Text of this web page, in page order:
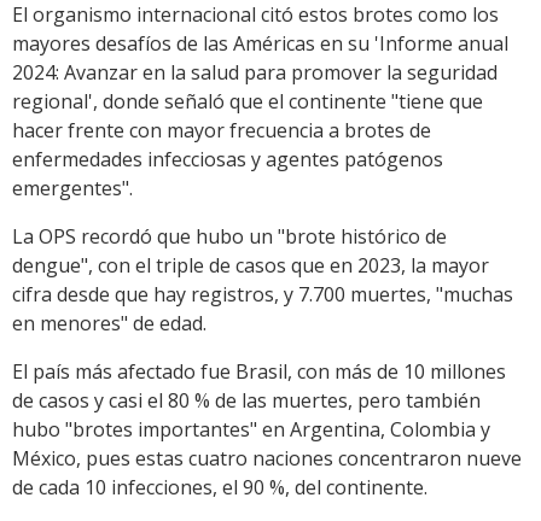
El organismo internacional citó estos brotes como los
mayores desafíos de las Américas en su 'Informe anual
2024: Avanzar en la salud para promover la seguridad
regional', donde señaló que el continente "tiene que
hacer frente con mayor frecuencia a brotes de
enfermedades infecciosas y agentes patógenos
emergentes".
La OPS recordó que hubo un "brote histórico de
dengue", con el triple de casos que en 2023, la mayor
cifra desde que hay registros, y 7.700 muertes, "muchas
en menores" de edad.
El país más afectado fue Brasil, con más de 10 millones
de casos y casi el 80 % de las muertes, pero también
hubo "brotes importantes" en Argentina, Colombia y
México, pues estas cuatro naciones concentraron nueve
de cada 10 infecciones, el 90 %, del continente.